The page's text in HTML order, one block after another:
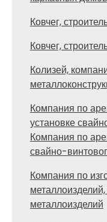
Ковчег,
Ковчег,
Колизей,
Компания по
установке
Компания по
свайно-
Компания по
металлоизделий